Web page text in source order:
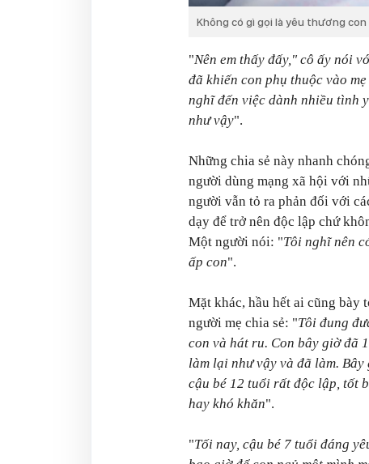
Không có gì gọi là yêu thương con
"Nên em thấy đấy," cô ấy nói
đã khiến con phụ thuộc vào
nghĩ đến việc dành nhiều tình
như vậy".
Những chia sẻ này nhanh
người dùng mạng xã hội với
người vẫn tỏ ra phản đối với
dạy để trở nên độc lập chứ
Một người nói: "Tôi nghĩ nên
ấp con".
Mặt khác, hầu hết ai cũng bày
người mẹ chia sẻ: "Tôi đung
con và hát ru. Con bây giờ đã
làm lại như vậy và đã làm.
cậu bé 12 tuổi rất độc lập, tốt
hay khó khăn".
"Tối nay, cậu bé 7 tuổi đáng